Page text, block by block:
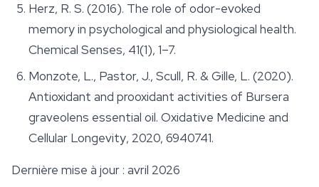
Herz, R. S. (2016). The role of odor-evoked
memory in psychological and physiological health.
Chemical Senses, 41(1), 1–7.
Monzote, L., Pastor, J., Scull, R. & Gille, L. (2020).
Antioxidant and prooxidant activities of Bursera
graveolens essential oil. Oxidative Medicine and
Cellular Longevity, 2020, 6940741.
Dernière mise à jour : avril 2026